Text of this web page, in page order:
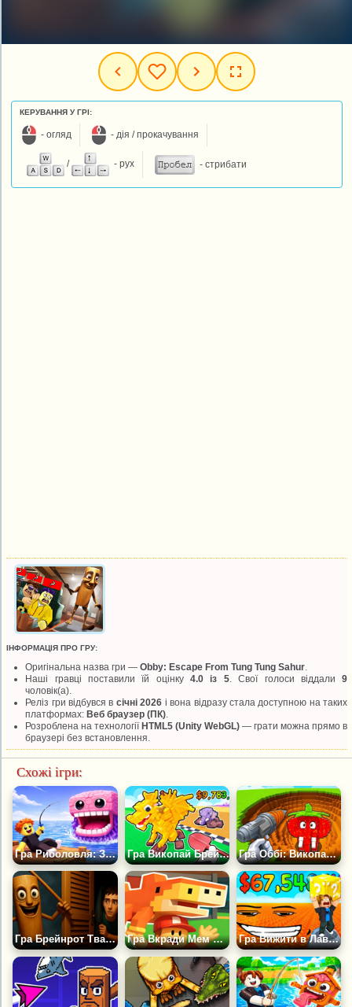
КЕРУВАННЯ У ГРІ:
- огляд - дія / прокачування
/ - рух - стрибати
ІНФОРМАЦІЯ ПРО ГРУ:
Оригінальна назва гри —Obby: Escape From Tung Tung Sahur
Наші гравці поставили їй оцінку4.0 із 5. Свої голоси віддали9
чоловік(а).
Реліз гри відбувся в січні 2026 і вона відразу стала доступною на таких
платформах:Веб браузер (ПК)
Розроблена на технологіїHTML5 (Unity WebGL) — грати можна прямо в
браузері без встановлення.
Схожі ігри:
Гра Риболовля: Злови Таємничого Брейнрота Гра Викопай Брейнрот 3Д Гра Оббі: Викопай Брейнротів
Гра Брейнрот Тварини: Тунг Тунг Хованки Знайди Ключ Гра Вкради Мем Брейнрот Гра Вижити в Лаві Заради Брейнротів